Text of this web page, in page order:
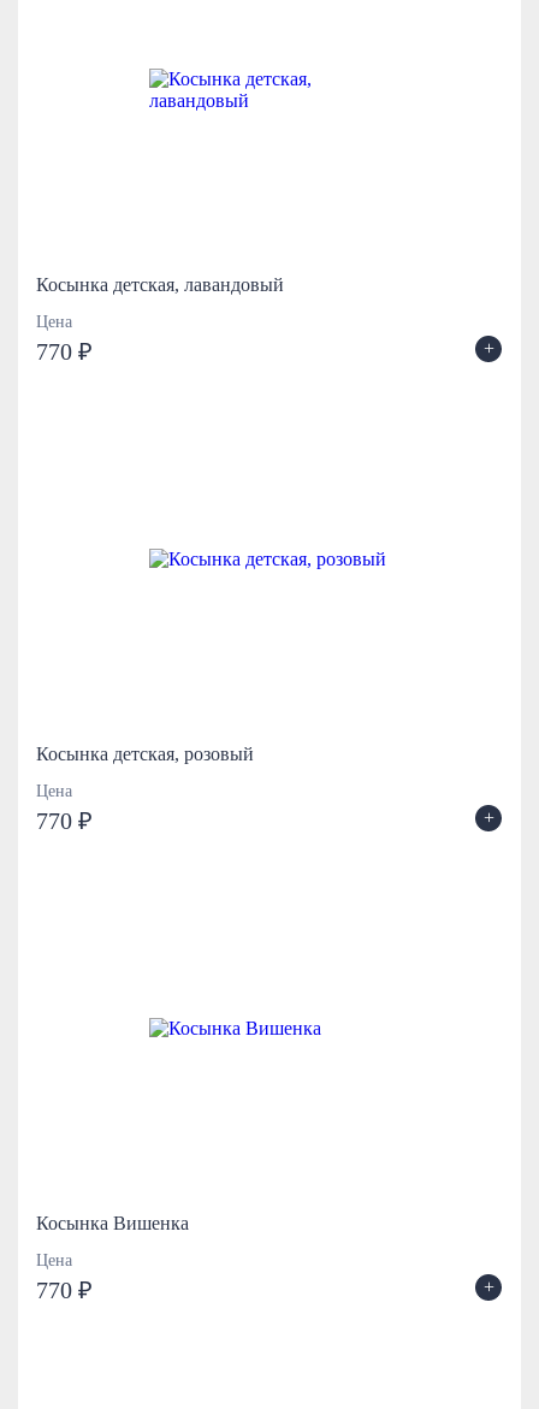
Косынка детская, лавандовый
Цена
770 ₽ +
Косынка детская, розовый
Цена
770 ₽ +
Косынка Вишенка
Цена
770 ₽ +